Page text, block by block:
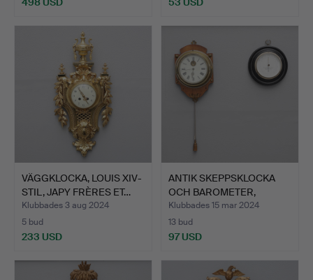
VÄGGKLOCKA, LOUIS XIV-
STIL, JAPY FRÈRES ET…
Klubbades 3 aug 2024
5 bud
233 USD
ANTIK SKEPPSKLOCKA
OCH BAROMETER,
omkring …
Klubbades 15 mar 2024
13 bud
97 USD